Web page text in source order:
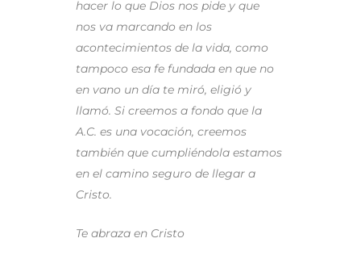
hacer lo que Dios nos pide y que
nos va marcando en los
acontecimientos de la vida, como
tampoco esa fe fundada en que no
en vano un día te miró, eligió y
llamó. Si creemos a fondo que la
A.C. es una vocación, creemos
también que cumpliéndola estamos
en el camino seguro de llegar a
Cristo.
Te abraza en Cristo